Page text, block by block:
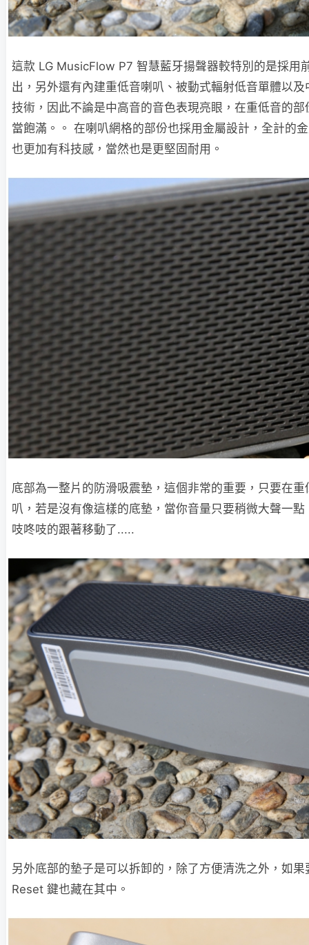
這款 LG MusicFlow P7 智慧藍牙揚聲器較特別的是採用
出，另外還有內建重低音喇叭、被動式輻射低音單體以
技術，因此不論是中高音的音色表現亮眼，在重低音的
當飽滿。。 在喇叭網格的部份也採用金屬設計，全計的
也更加有科技感，當然也是更堅固耐用。
底部為一整片的防滑吸震墊，這個非常的重要，只要在
叭，若是沒有像這樣的底墊，當你音量只要稍微大聲一
吱咚吱的跟著移動了.....
另外底部的墊子是可以拆卸的，除了方便清洗之外，如
Reset 鍵也藏在其中。